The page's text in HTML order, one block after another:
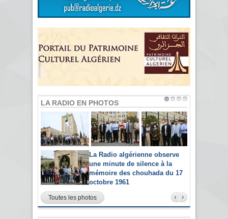
LA RADIO EN PHOTOS
La Radio algérienne observe
une minute de silence à la
mémoire des chouhada du 17
octobre 1961
Toutes les photos